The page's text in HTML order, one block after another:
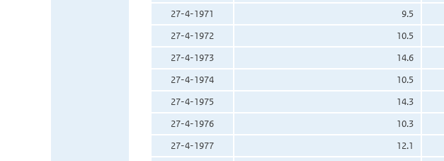
27-4-1971
9.5
27-4-1972
10.5
27-4-1973
14.6
27-4-1974
10.5
27-4-1975
14.3
27-4-1976
10.3
27-4-1977
12.1